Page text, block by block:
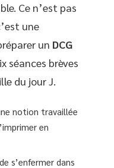
Ce n’est pas
une
un DCG
séances brèves
du jour J.
notion travaillée
en
s’enfermer dans